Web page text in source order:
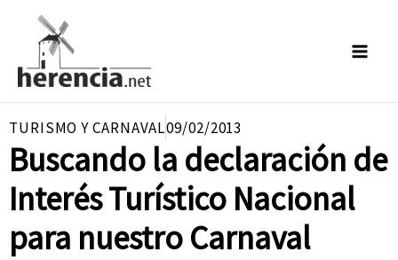
contenido
TURISMO Y CARNAVAL09/02/2013
Buscando la declaración de
Interés Turístico Nacional
para nuestro Carnaval